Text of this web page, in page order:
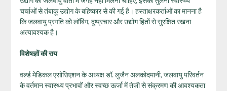
चर्चाओं से तंबाकू उद्योग के बहिष्कार से की गई है। हस्ताक्षरकर्ताओं का मानना है
कि जलवायु प्रगति को लॉबिंग, दुष्प्रचार और उद्योग हितों से सुरक्षित रखना
अत्यावश्यक है।
विशेषज्ञों की राय
वर्ल्ड मेडिकल एसोसिएशन के अध्यक्ष डॉ. लुजैन अलकोदमानी, जलवायु परिवर्तन
के वर्तमान स्वास्थ्य प्रभावों और स्वच्छ ऊर्जा में तेजी से संक्रमण की आवश्यकता